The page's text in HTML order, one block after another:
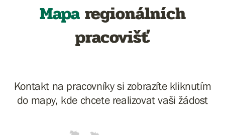
Maparegionálních
pracovišť
Kontakt na pracovníky si zobrazíte kliknutím
do mapy, kde chcete realizovat vaši žádost